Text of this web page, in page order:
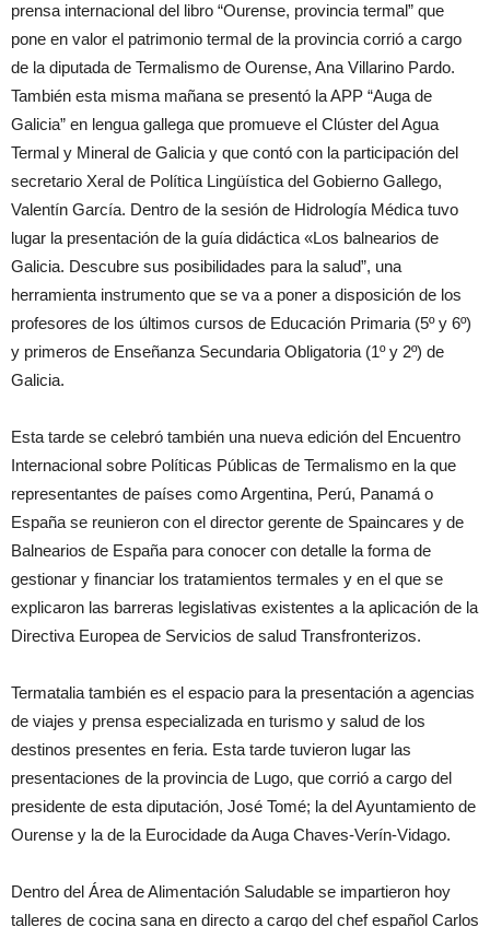
prensa internacional del libro “Ourense, provincia termal” que
pone en valor el patrimonio termal de la provincia corrió a cargo
de la diputada de Termalismo de Ourense, Ana Villarino Pardo.
También esta misma mañana se presentó la APP “Auga de
Galicia” en lengua gallega que promueve el Clúster del Agua
Termal y Mineral de Galicia y que contó con la participación del
secretario Xeral de Política Lingüística del Gobierno Gallego,
Valentín García. Dentro de la sesión de Hidrología Médica tuvo
lugar la presentación de la guía didáctica «Los balnearios de
Galicia. Descubre sus posibilidades para la salud”, una
herramienta instrumento que se va a poner a disposición de los
profesores de los últimos cursos de Educación Primaria (5º y 6º)
y primeros de Enseñanza Secundaria Obligatoria (1º y 2º) de
Galicia.
Esta tarde se celebró también una nueva edición del Encuentro
Internacional sobre Políticas Públicas de Termalismo en la que
representantes de países como Argentina, Perú, Panamá o
España se reunieron con el director gerente de Spaincares y de
Balnearios de España para conocer con detalle la forma de
gestionar y financiar los tratamientos termales y en el que se
explicaron las barreras legislativas existentes a la aplicación de la
Directiva Europea de Servicios de salud Transfronterizos.
Termatalia también es el espacio para la presentación a agencias
de viajes y prensa especializada en turismo y salud de los
destinos presentes en feria. Esta tarde tuvieron lugar las
presentaciones de la provincia de Lugo, que corrió a cargo del
presidente de esta diputación, José Tomé; la del Ayuntamiento de
Ourense y la de la Eurocidade da Auga Chaves-Verín-Vidago.
Dentro del Área de Alimentación Saludable se impartieron hoy
talleres de cocina sana en directo a cargo del chef español Carlos